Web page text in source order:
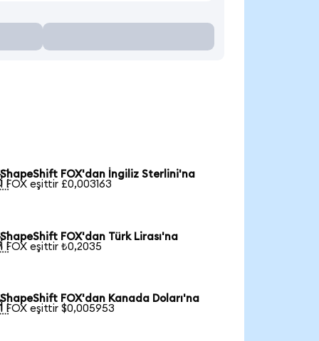
ShapeShift FOX'dan İngiliz Sterlini'na
1 FOX eşittir £0,003163
ShapeShift FOX'dan Türk Lirası'na
1 FOX eşittir ₺0,2035
ShapeShift FOX'dan Kanada Doları'na
1 FOX eşittir $0,005953